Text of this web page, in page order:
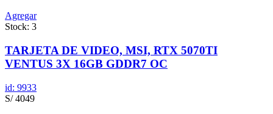
Agregar
Stock: 3
TARJETA DE VIDEO, MSI, RTX 5070TI
VENTUS 3X 16GB GDDR7 OC
id: 9933
S/ 4049